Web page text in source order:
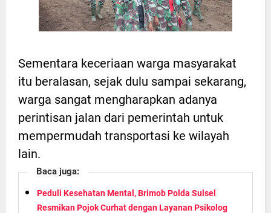
Sementara keceriaan warga masyarakat
itu beralasan, sejak dulu sampai sekarang,
warga sangat mengharapkan adanya
perintisan jalan dari pemerintah untuk
mempermudah transportasi ke wilayah
lain.
Baca juga:
Peduli Kesehatan Mental, Brimob Polda Sulsel
Resmikan Pojok Curhat dengan Layanan Psikolog